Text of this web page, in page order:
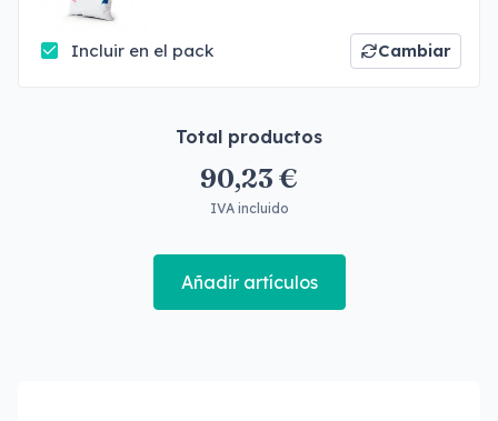
Incluir en el pack Cambiar
Total productos
90,23 €
IVA incluido
Añadir artículos